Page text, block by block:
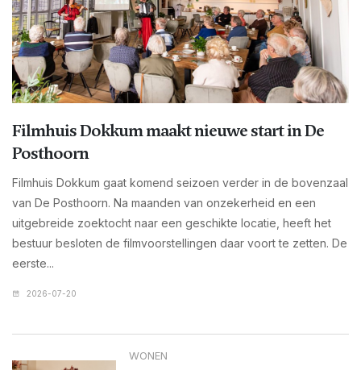
Filmhuis Dokkum maakt nieuwe start in De
Posthoorn
Filmhuis Dokkum gaat komend seizoen verder in de bovenzaal
van De Posthoorn. Na maanden van onzekerheid en een
uitgebreide zoektocht naar een geschikte locatie, heeft het
bestuur besloten de filmvoorstellingen daar voort te zetten. De
eerste...
2026-07-20
WONEN